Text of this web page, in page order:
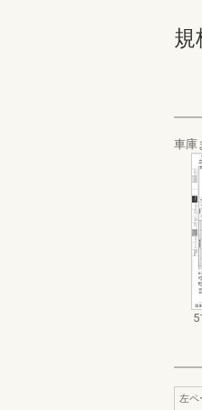
規
車庫
左ペ